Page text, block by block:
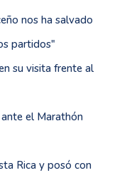
nos ha salvado
partidos"
su visita frente al
el Marathón
Rica y posó con